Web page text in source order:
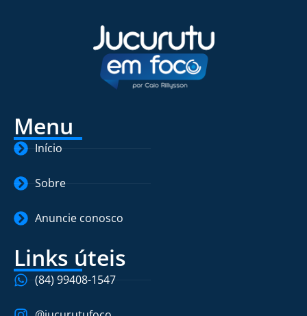
Menu
Início
Sobre
Anuncie conosco
Links úteis
(84) 99408-1547